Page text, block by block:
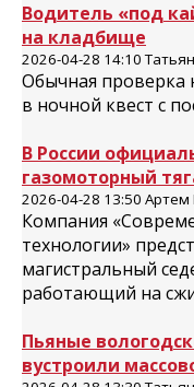
Водитель «под
на кладбище
2026-04-28 14:10
Обычная проверка
в ночной квест с
В России
газомоторный
2026-04-28 13:50 Артем
Компания
технологии»
магистральный
работающий на
Пьяные
вустроили